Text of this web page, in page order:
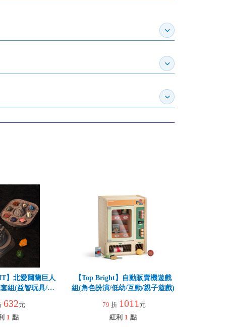
展開作家介紹
展開推薦專區
展開訂購須知
】北愛爾蘭巨人
組(益智玩具/趣
632元
1 點
【Top Bright】自動販賣機遊戲
組(角色扮演/低幼/互動/親子遊戲)
79 折 1011 元
紅利 1 點